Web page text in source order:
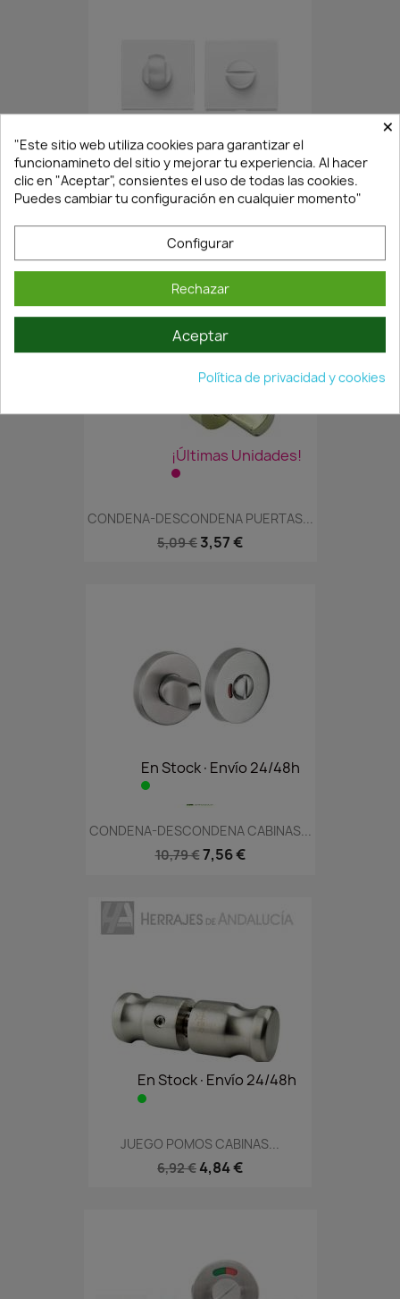
En Stock·Envío 24/48h
CONDENA-DESCONDENA XS...
30,37 €21,26 €
¡Últimas Unidades!
CONDENA-DESCONDENA PUERTAS...
5,09 € 3,57 €
En Stock·Envío 24/48h
CONDENA-DESCONDENA CABINAS...
10,79 €7,56 €
En Stock·Envío 24/48h
JUEGO POMOS CABINAS...
6,92 € 4,84 €
×
"Este sitio web utiliza cookies para garantizar el
funcionamineto del sitio y mejorar tu experiencia. Al hacer
clic en "Aceptar", consientes el uso de todas las cookies.
Puedes cambiar tu configuración en cualquier momento"
Configurar
Rechazar
Aceptar
Política de privacidad y cookies